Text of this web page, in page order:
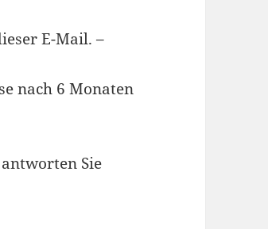
E-Mail. –
nach 6 Monaten
Sie